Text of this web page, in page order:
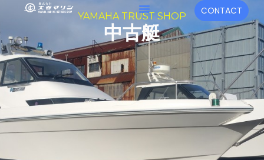
を
ス
キ
ッ
プ
メ
ニ
ュ
ー
CONTACT
YAMAHA TRUST SHOP
中古艇